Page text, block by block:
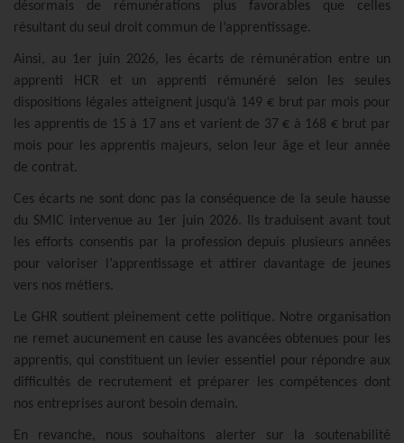
désormais de rémunérations plus favorables que celles
résultant du seul droit commun de l’apprentissage.
Ainsi, au 1er juin 2026, les écarts de rémunération entre un
apprenti HCR et un apprenti rémunéré selon les seules
dispositions légales atteignent jusqu’à 149 € brut par mois pour
les apprentis de 15 à 17 ans et varient de 37 € à 168 € brut par
mois pour les apprentis majeurs, selon leur âge et leur année
de contrat.
Ces écarts ne sont donc pas la conséquence de la seule hausse
du SMIC intervenue au 1er juin 2026. Ils traduisent avant tout
les efforts consentis par la profession depuis plusieurs années
pour valoriser l’apprentissage et attirer davantage de jeunes
vers nos métiers.
Le GHR soutient pleinement cette politique. Notre organisation
ne remet aucunement en cause les avancées obtenues pour les
apprentis, qui constituent un levier essentiel pour répondre aux
difficultés de recrutement et préparer les compétences dont
nos entreprises auront besoin demain.
En revanche, nous souhaitons alerter sur la soutenabilité